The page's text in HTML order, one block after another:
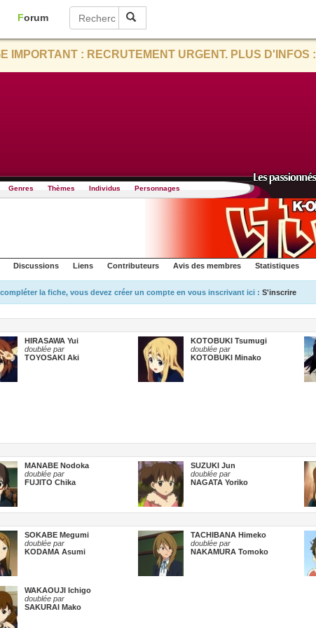
Forum
IMPORTANT : RECRUTEMENT URGENT. PLUS D'INFOS :
Genres Thèmes Individus Personnages
Discussions Liens Contributeurs Avis des membres Statistiques
la fiche, vous devez créer un compte en vous inscrivant ici : S'inscrire
HIRASAWA Yui
doublée par
TOYOSAKI Aki
KOTOBUKI Tsumugi
doublée par
KOTOBUKI Minako
MANABE Nodoka
doublée par
FUJITO Chika
SUZUKI Jun
doublée par
NAGATA Yoriko
SOKABE Megumi
doublée par
KODAMA Asumi
TACHIBANA Himeko
doublée par
NAKAMURA Tomoko
WAKAOUJI Ichigo
doublée par
SAKURAI Mako